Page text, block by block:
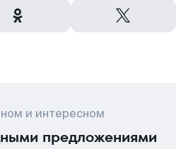
и интересном
предложениями